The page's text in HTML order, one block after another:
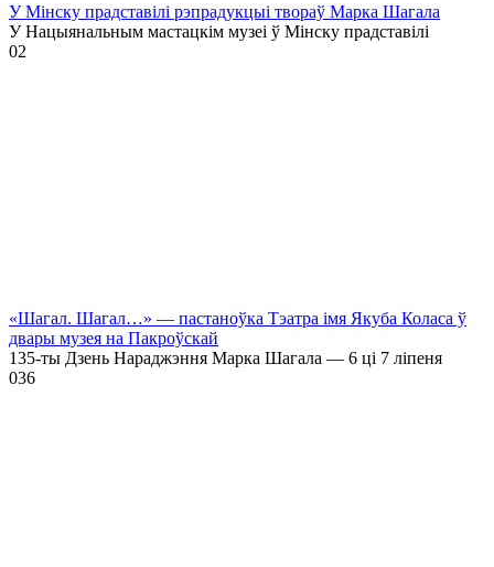
У Мінску прадставілі рэпрадукцыі твораў Марка Шагала
У Нацыянальным мастацкім музеі ў Мінску прадставілі
02
«Шагал. Шагал…» — пастаноўка Тэатра імя Якуба Коласа ў
двары музея на Пакроўскай
135-ты Дзень Нараджэння Марка Шагала — 6 ці 7 ліпеня
036